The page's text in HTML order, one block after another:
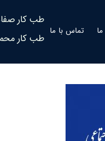
تماس با ما
طب کار
طب کار